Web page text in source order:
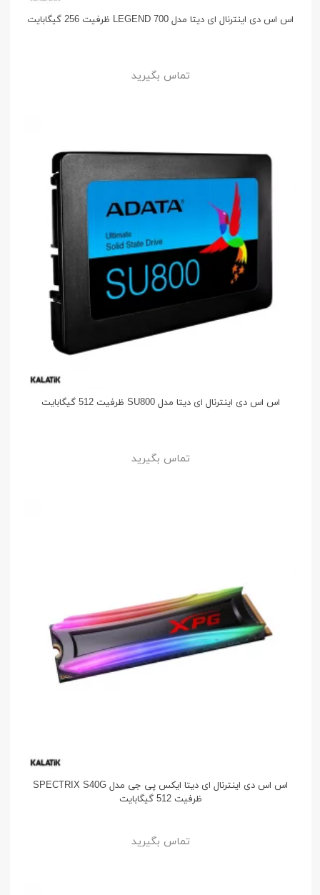
اس اس دی اینترنال ای دیتا مدل LEGEND 700 ظرفیت 256 گیگابایت
تماس بگیرید
اس اس دی اینترنال ای دیتا مدل SU800 ظرفیت 512 گیگابایت
تماس بگیرید
اس اس دی اینترنال ای دیتا ایکس پی جی مدل SPECTRIX S40G
ظرفیت 512 گیگابایت
تماس بگیرید